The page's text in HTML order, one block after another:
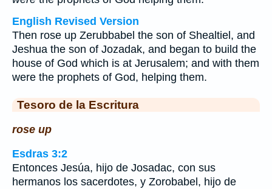
English Revised Version
Then rose up Zerubbabel the son of Shealtiel, and
Jeshua the son of Jozadak, and began to build the
house of God which is at Jerusalem; and with them
were the prophets of God, helping them.
Tesoro de la Escritura
rose up
Esdras 3:2
Entonces Jesúa, hijo de Josadac, con sus
hermanos los sacerdotes, y Zorobabel, hijo de